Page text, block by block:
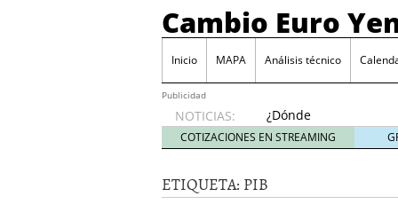
Cambio Euro
Inicio MAPA Análisis técnico
Publicidad
NOTICIAS:
¿Dónde
invertir
en
octubre
31, 2024
COTIZACIONES EN STREAMING
ETIQUETA: PIB